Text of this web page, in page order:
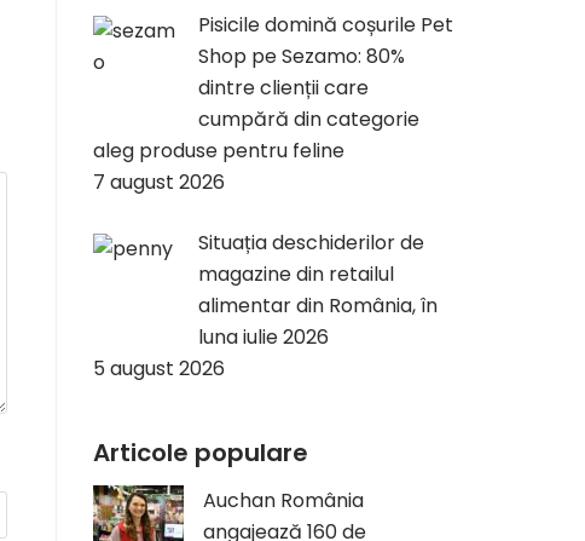
Pisicile domină coșurile Pet
Shop pe Sezamo: 80%
dintre clienții care
cumpără din categorie
aleg produse pentru feline
7 august 2026
Situația deschiderilor de
magazine din retailul
alimentar din România, în
luna iulie 2026
5 august 2026
Articole populare
Auchan România
angajează 160 de